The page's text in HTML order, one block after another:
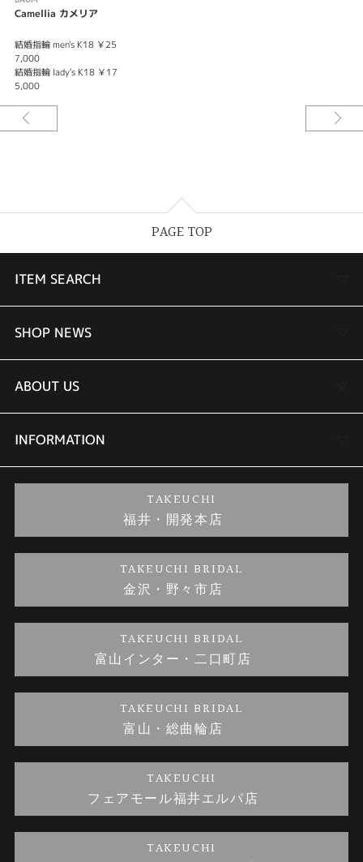
Camellia カメリア
結婚指輪 men's K18 ￥25
7,000
結婚指輪 lady's K18 ￥17
5,000
PAGE TOP
ITEM SEARCH
婚約指輪
結婚指輪
セットリング
婚約ネックレス
金・プラチナのお取引
SHOP NEWS
TAKEUCHI BRIDAL金沢本店情報
商品一覧
ブランドリスト
金澤指輪工房｜手作りペアリング
金澤指輪工房｜手作り結婚指輪 and 婚約指輪
金澤指輪工房｜手作り婚約指輪プロポーズプラン
ABOUT US
会社概要
お客様の声
INFORMATION
プライバシーポリシー
TAKEUCHI
福井・開発本店
TAKEUCHI BRIDAL
金沢・野々市店
TAKEUCHI BRIDAL
富山インター・二口町店
TAKEUCHI BRIDAL
富山・総曲輪店
TAKEUCHI
フェアモール福井エルパ店
TAKEUCHI